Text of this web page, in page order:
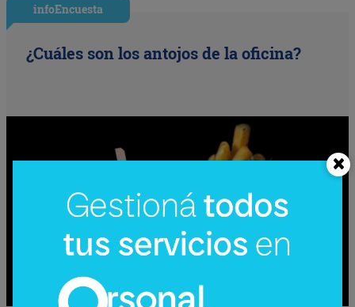
infoEncuesta
¿Cuáles son los antojos de la oficina?